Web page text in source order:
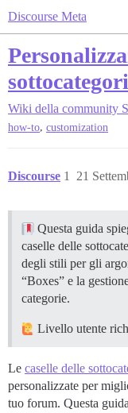
Discourse Meta
Wiki della community
how-to, customization
Discourse 21
1
Questa guida
caselle delle
degli stili per gli
“Boxes” e la
categorie.
Livello utente
Le caselle delle
personalizzate per
tuo forum. Questa